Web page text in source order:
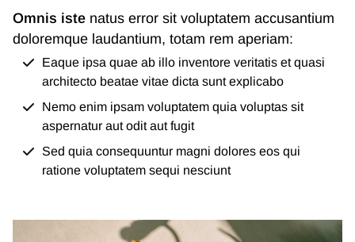
Omnis iste natus error sit voluptatem accusantium
doloremque laudantium, totam rem aperiam:
Eaque ipsa quae ab illo inventore veritatis et quasi
architecto beatae vitae dicta sunt explicabo
Nemo enim ipsam voluptatem quia voluptas sit
aspernatur aut odit aut fugit
Sed quia consequuntur magni dolores eos qui
ratione voluptatem sequi nesciunt